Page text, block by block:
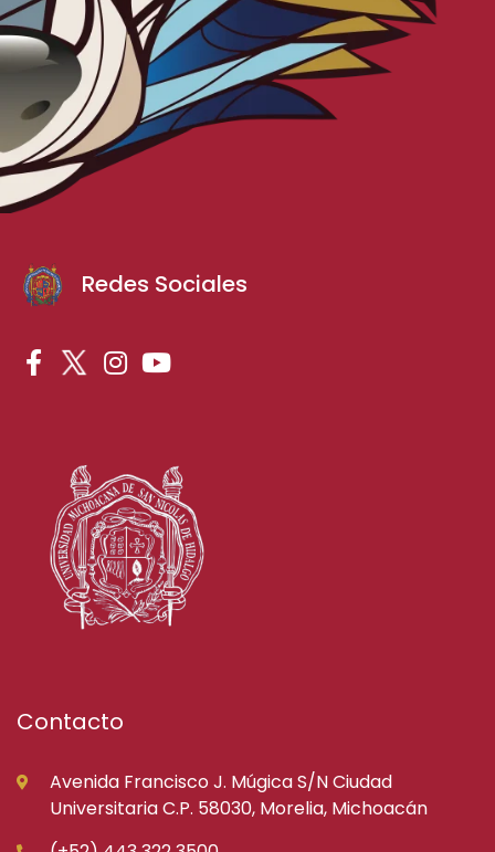
Redes Sociales
Contacto
Avenida Francisco J. Múgica S/N Ciudad
Universitaria C.P. 58030, Morelia, Michoacán